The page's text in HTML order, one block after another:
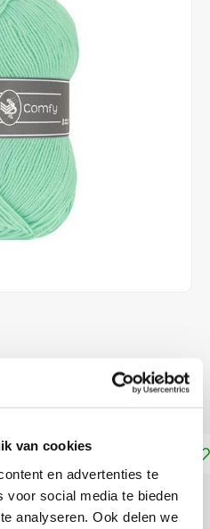
van cookies
en advertenties te
voor social media te bieden
analyseren. Ook delen we
aan winkelwagen